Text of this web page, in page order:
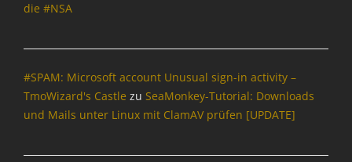
die #NSA
#SPAM: Microsoft account Unusual sign-in activity –
TmoWizard's Castle zu SeaMonkey-Tutorial: Downloads
und Mails unter Linux mit ClamAV prüfen [UPDATE]